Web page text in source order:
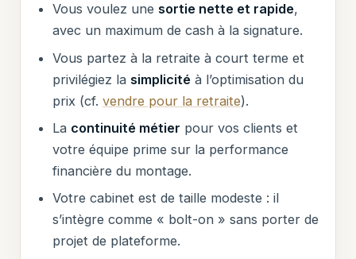
Vous voulez une sortie nette et rapide,
avec un maximum de cash à la signature.
Vous partez à la retraite à court terme et
privilégiez la simplicitéà l’optimisation du
prix (cf. vendre pour la retraite).
La continuité métier pour vos clients et
votre équipe prime sur la performance
financière du montage.
Votre cabinet est de taille modeste : il
s’intègre comme « bolt-on » sans porter de
projet de plateforme.